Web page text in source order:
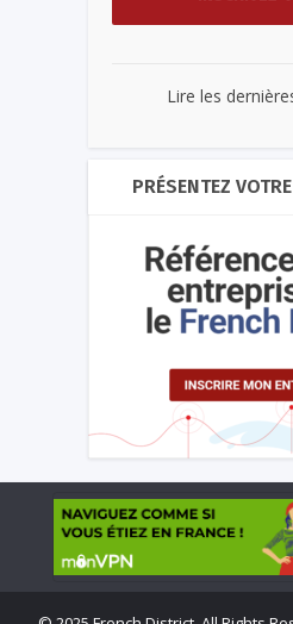
Lire les
PRÉSENTEZ